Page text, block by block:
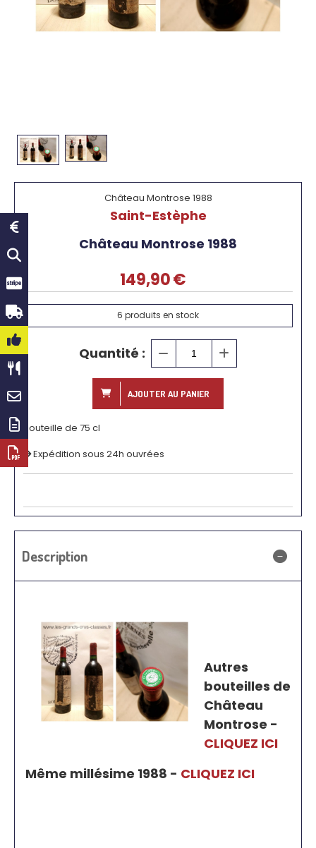
Château Montrose 1988
Saint-Estèphe
Château Montrose 1988
149,90€
6 produits en stock
Quantité :
AJOUTER AU PANIER
Bouteille de 75 cl
Expédition sous 24h ouvrées
Description
Autres
bouteilles de
Château
Montrose -
CLIQUEZ ICI
Même millésime 1988 - CLIQUEZ ICI